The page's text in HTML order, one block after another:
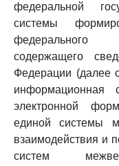
федеральной
системы
федерального
содержащего
Федерации (далее
информационная
электронной
единой системы
взаимодействия и
систем